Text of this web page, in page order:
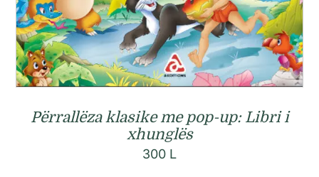
Përrallëza klasike me pop-up: Libri i
xhunglës
300 L